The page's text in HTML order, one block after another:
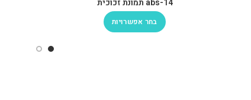
abs-14 תמונת זכוכית
בחר אפשרויות